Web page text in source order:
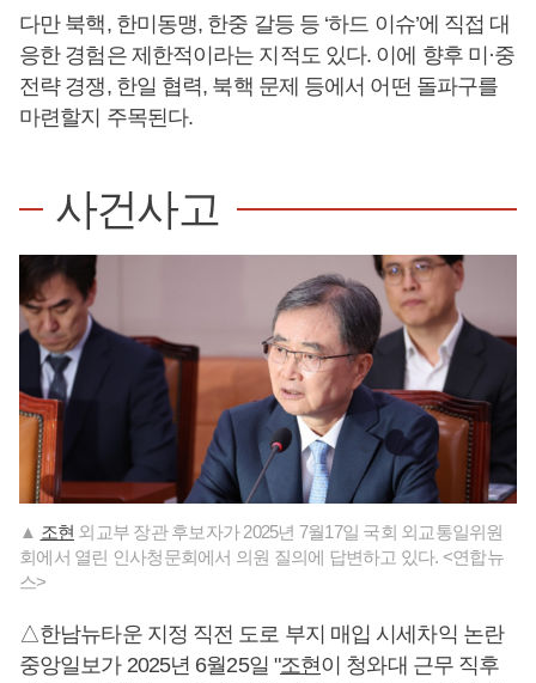
다만 북핵, 한미동맹, 한중 갈등 등 ‘하드 이슈’에 직접 대
응한 경험은 제한적이라는 지적도 있다. 이에 향후 미·중
전략 경쟁, 한일 협력, 북핵 문제 등에서 어떤 돌파구를
마련할지 주목된다.
사건사고
▲ 조현 외교부 장관 후보자가 2025년 7월17일 국회 외교통일위원
회에서 열린 인사청문회에서 의원 질의에 답변하고 있다. <연합뉴
스>
△한남뉴타운 지정 직전 도로 부지 매입 시세차익 논란
중앙일보가 2025년 6월25일 "조현이 청와대 근무 직후